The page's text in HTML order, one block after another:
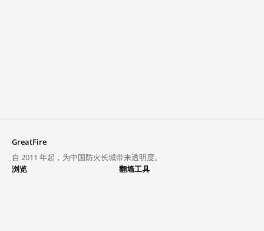
GreatFire
自 2011 年起，为中国防火长城带来透明度。
浏览
翻墙工具